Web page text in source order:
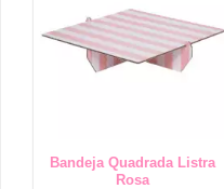
Bandeja Quadrada Listra
Rosa